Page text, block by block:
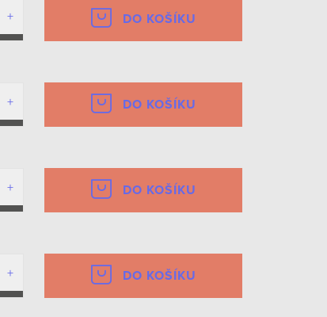
DO KOŠÍKU
DO KOŠÍKU
DO KOŠÍKU
DO KOŠÍKU